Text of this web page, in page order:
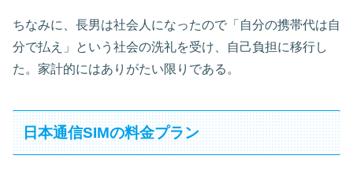
ちなみに、長男は社会人になったので「自分の携帯代は自
分で払え」という社会の洗礼を受け、自己負担に移行し
た。家計的にはありがたい限りである。
日本通信SIMの料金プラン